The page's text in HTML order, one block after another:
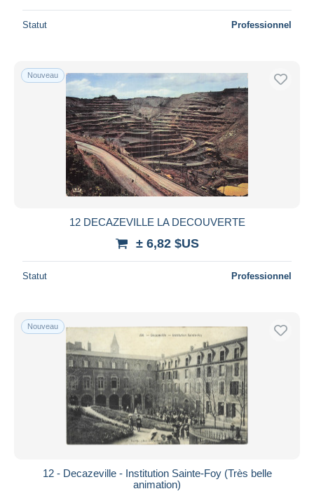
Statut Professionnel
Nouveau
12 DECAZEVILLE LA DECOUVERTE
± 6,82 $US
Statut Professionnel
Nouveau
12 - Decazeville - Institution Sainte-Foy (Très belle
animation)